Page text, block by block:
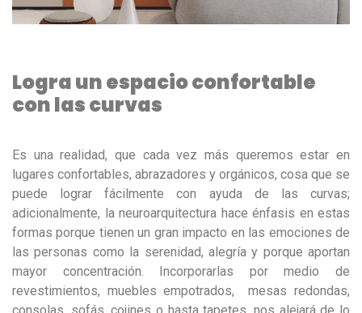
Logra un espacio confortable
con las curvas
Es una realidad, que cada vez más queremos estar en
lugares confortables, abrazadores y orgánicos, cosa que se
puede lograr fácilmente con ayuda de las curvas;
adicionalmente, la neuroarquitectura hace énfasis en estas
formas porque tienen un gran impacto en las emociones de
las personas como la serenidad, alegría y porque aportan
mayor concentración. Incorporarlas por medio de
revestimientos, muebles empotrados, mesas redondas,